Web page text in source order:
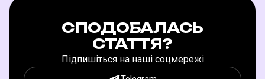
СПОДОБАЛАСЬ
СТАТТЯ?
Підпишіться на наші соцмережі